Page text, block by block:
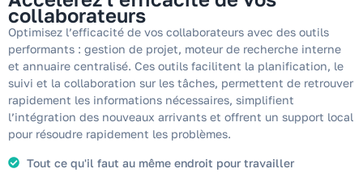
collaborateurs​
Optimisez l’efficacité de vos collaborateurs avec des outils
performants : gestion de projet, moteur de recherche interne
et annuaire centralisé. Ces outils facilitent la planification, le
suivi et la collaboration sur les tâches, permettent de retrouver
rapidement les informations nécessaires, simplifient
l’intégration des nouveaux arrivants et offrent un support local
pour résoudre rapidement les problèmes.
Tout ce qu'il faut au même endroit pour travailler